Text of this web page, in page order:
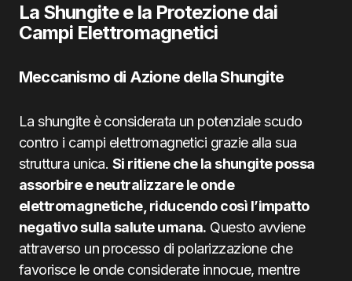
La Shungite e la Protezione dai
Campi Elettromagnetici
Meccanismo di Azione della Shungite
La shungite è considerata un potenziale scudo
contro i campi elettromagnetici grazie alla sua
struttura unica. Si ritiene che la shungite possa
assorbire e neutralizzare le onde
elettromagnetiche, riducendo così l’impatto
negativo sulla salute umana. Questo avviene
attraverso un processo di polarizzazione che
favorisce le onde considerate innocue, mentre